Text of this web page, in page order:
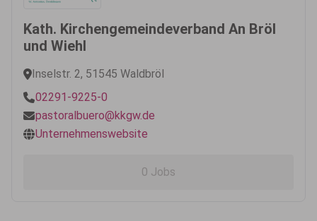
Kath. Kirchengemeindeverband An Bröl
und Wiehl
Inselstr. 2, 51545 Waldbröl
02291-9225-0
pastoralbuero@kkgw.de
Unternehmenswebsite
0 Jobs